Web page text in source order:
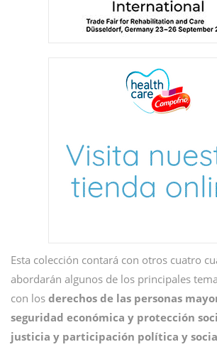
Esta colección contará con otros cuatro
abordarán algunos de los principales
con los derechos de las personas
seguridad económica y protección
justicia y participación política y